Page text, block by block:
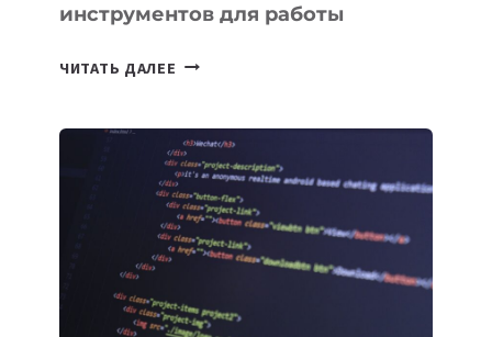
инструментов для работы
ЧИТАТЬ ДАЛЕЕ ТАСК-
ПОЛЕЗНЫХ
ИНСТРУМЕНТОВ
ДЛЯ
РАБОТЫ